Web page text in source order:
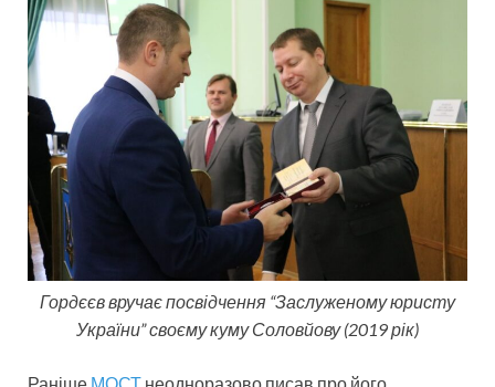
Гордєєв вручає посвідчення “Заслуженому юристу
України” своєму куму Соловйову (2019 рік)
Раніше МОСТ неодноразово писав про його